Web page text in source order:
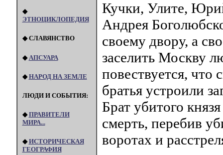
◆
ЭТНОЦИКЛОПЕДИЯ
◆ СЛАВЯНСТВО
◆ АПСУАРА
◆НАРОД НА ЗЕМЛЕ
ЛЮДИ И СОБЫТИЯ:
◆ПРАВИТЕЛИ
МИРА...
◆ИСТОРИЧЕСКАЯ
ГЕОГРАФИЯ
Кучки, Улите,
Андрея
своему двору, а
заселить Москву
повествуется, что
братья устроили
Брат убитого
смерть, перебив
воротах и